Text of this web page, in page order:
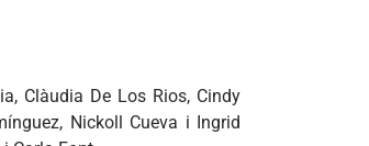
Clàudia De Los Rios, Cindy
Nickoll Cueva i Ingrid